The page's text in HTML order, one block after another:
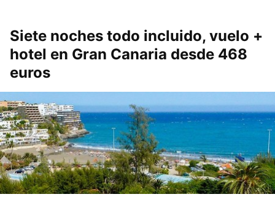
Siete noches todo incluido, vuelo +
hotel en Gran Canaria desde 468
euros